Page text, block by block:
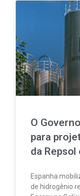
O
para
da Repsol
Espanha
de hidrogênio